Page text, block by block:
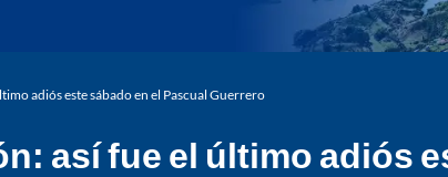
adiós este sábado en el Pascual Guerrero
así fue el último adiós